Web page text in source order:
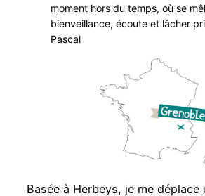
moment hors du temps, où se
bienveillance, écoute et lâcher
Pascal
Basée à Herbeys, je me